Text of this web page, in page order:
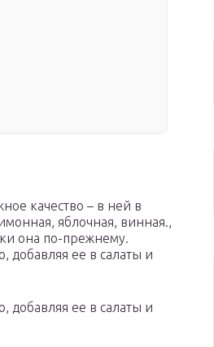
качество – в ней в
яблочная, винная.,
она по-прежнему.
ее в салаты и
ее в салаты и